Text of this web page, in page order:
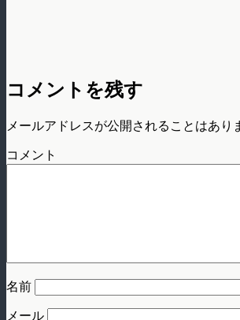
コメントを残す
メールアドレスが公開されることはあり
コメント
名前
メール